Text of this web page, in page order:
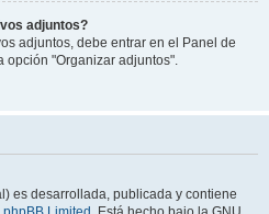
adjuntos?
adjuntos, debe entrar en el Panel de
opción "Organizar adjuntos".
es desarrollada, publicada y contiene